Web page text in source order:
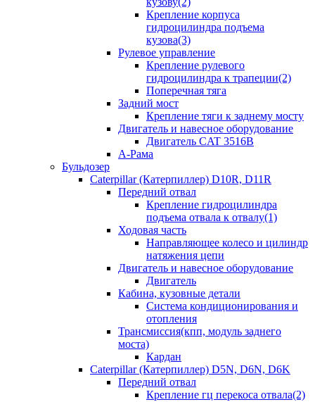
Крепление корпуса
гидроцилиндра подъема
кузова(3)
Рулевое управление
Крепление рулевого
гидроцилиндра к трапеции(2)
Поперечная тяга
Задний мост
Крепление тяги к заднему мосту
Двигатель и навесное оборудование
Двигатель CAT 3516B
А-Рама
Бульдозер
Caterpillar (Катерпиллер) D10R, D11R
Передний отвал
Крепление гидроцилиндра
подъема отвала к отвалу(1)
Ходовая часть
Направляющее колесо и цилиндр
натяжения цепи
Двигатель и навесное оборудование
Двигатель
Кабина, кузовные детали
Система кондиционирования и
отопления
Трансмиссия(кпп, модуль заднего
моста)
Кардан
Caterpillar (Катерпиллер) D5N, D6N, D6K
Передний отвал
Крепление гц перекоса отвала(2)